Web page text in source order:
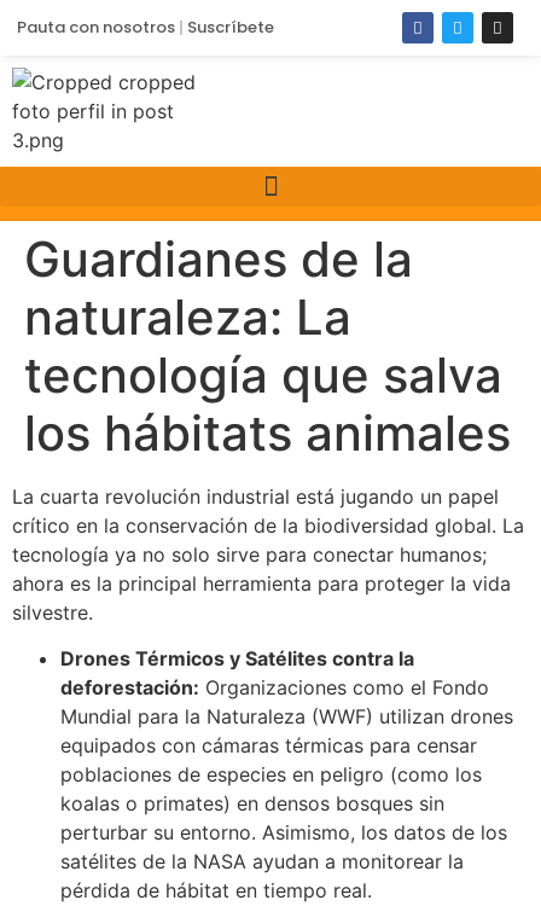
Pauta con nosotros Suscríbete
Guardianes de la
naturaleza: La
tecnología que salva
los hábitats animales
La cuarta revolución industrial está jugando un papel
crítico en la conservación de la biodiversidad global. La
tecnología ya no solo sirve para conectar humanos;
ahora es la principal herramienta para proteger la vida
silvestre.
Drones Térmicos y Satélites contra la
deforestación: Organizaciones como el Fondo
Mundial para la Naturaleza (WWF) utilizan drones
equipados con cámaras térmicas para censar
poblaciones de especies en peligro (como los
koalas o primates) en densos bosques sin
perturbar su entorno. Asimismo, los datos de los
satélites de la NASA ayudan a monitorear la
pérdida de hábitat en tiempo real.